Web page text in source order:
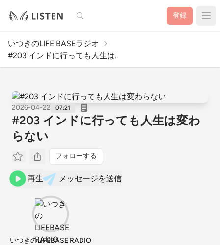
検索 登録
いつきのLIFE BASEラジオ
#203 インドに行っても人生は..
2026-04-22 07:21
#203 インドに行っても人生は変わ
らない
フォローする
再生 メッセージを送信
いつきのLIFEBASE RADIO